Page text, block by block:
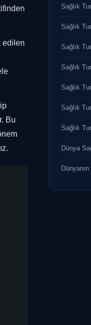
edilen
Bu
Sağlık
Sağlık
Sağlık
Sağlık
Sağlık
Sağlık
Sağlık
Dünya